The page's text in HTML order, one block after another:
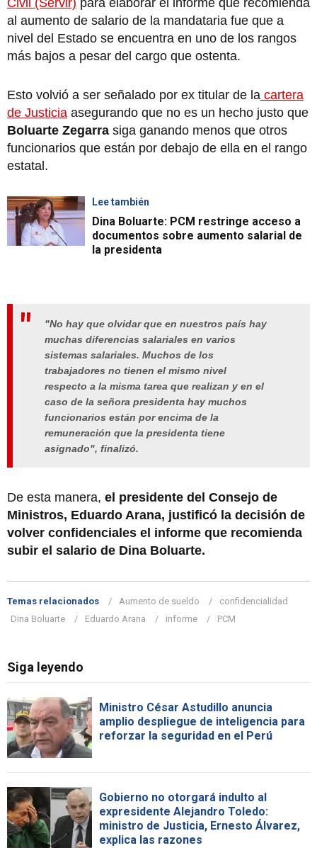
al aumento de salario de la mandataria fue que a
nivel del Estado se encuentra en uno de los rangos
más bajos a pesar del cargo que ostenta.
Esto volvió a ser señalado por ex titular de la cartera
de Justicia asegurando que no es un hecho justo que
Boluarte Zegarra siga ganando menos que otros
funcionarios que están por debajo de ella en el rango
estatal.
Lee también
Dina Boluarte: PCM restringe acceso a
documentos sobre aumento salarial de
la presidenta
"No hay que olvidar que en nuestros país hay
muchas diferencias salariales en varios
sistemas salariales. Muchos de los
trabajadores no tienen el mismo nivel
respecto a la misma tarea que realizan y en el
caso de la señora presidenta hay muchos
funcionarios están por encima de la
remuneración que la presidenta tiene
asignado", finalizó.
De esta manera, el presidente del Consejo de
Ministros, Eduardo Arana, justificó la decisión de
volver confidenciales el informe que recomienda
subir el salario de Dina Boluarte.
Temas relacionados Aumento de sueldo
confidencialidad
Dina Boluarte
Eduardo Arana informe PCM
Siga leyendo
Ministro César Astudillo anuncia
amplio despliegue de inteligencia para
reforzar la seguridad en el Perú
Gobierno no otorgará indulto al
expresidente Alejandro Toledo:
ministro de Justicia, Ernesto Álvarez,
explica las razones